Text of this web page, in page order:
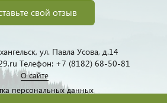
свой отзыв
ул. Павла Усова, д.14
Телефон: +7 (8182) 68-50-81
О сайте
персональных данных